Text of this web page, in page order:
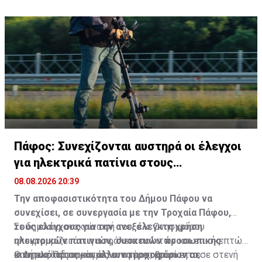
Πάφος: Συνεχίζονται αυστηρά οι έλεγχοι
για ηλεκτρικά πατίνια στους
πεζόδρομους
08.08.2026 20:39
Την αποφασιστικότητα του Δήμου Πάφου να
συνεχίσει, σε συνεργασία με την Τροχαία Πάφου,
τους ελέγχους για την ανεξέλεγκτη χρήση
ηλεκτρικών πατινιών, συσκευών προσωπικής
κινητικότητας και άλλων τροχοφόρων σε
Σε δημόσια ανακοίνωσή του, ο κ. Ονησιφόρου
υπογραμμίζει ότι η ασφάλεια πολιτών και επισκεπτών
αποτελεί αδιαπραγμάτευτη προτεραιότητα,
Ο Δήμος Πάφου, όπως αναφέρει, βρίσκεται σε στενή